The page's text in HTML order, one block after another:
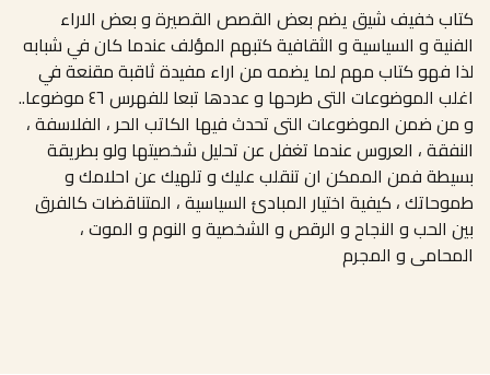
كتاب خفيف شيق يضم بعض القصص القصيرة و بعض الاراء
الفنية و السياسية و الثقافية كتبهم المؤلف عندما كان في شبابه
لذا فهو كتاب مهم لما يضمه من اراء مفيدة ثاقبة مقنعة في
اغلب الموضوعات التى طرحها و عددها تبعا للفهرس ٤٦ موضوعا..
و من ضمن الموضوعات التى تحدث فيها الكاتب الحر ، الفلاسفة ،
النفقة ، العروس عندما تغفل عن تحليل شخصيتها ولو بطريقة
بسيطة فمن الممكن ان تنقلب عليك و تلهيك عن احلامك و
طموحاتك ، كيفية اختيار المبادئ السياسية ، المتناقضات كالفرق
بين الحب و النجاح و الرقص و الشخصية و النوم و الموت ،
المحامى و المجرم